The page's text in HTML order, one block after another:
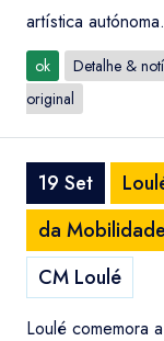
artística autónoma.
ok
Detalhe &
original
19 Set
da
CM Loulé
Loulé comemora